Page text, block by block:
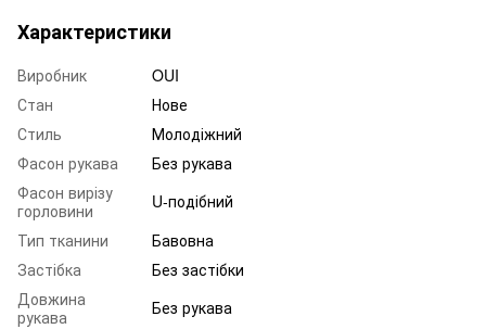
Характеристики
Виробник
OUI
Стан
Нове
Стиль
Молодіжний
Фасон рукава
Без рукава
Фасон вирізу
горловини
U-подібний
Тип тканини
Бавовна
Застібка
Без застібки
Довжина
рукава
Без рукава